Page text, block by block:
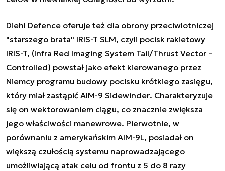
Diehl Defence oferuje też dla obrony przeciwlotniczej
"starszego brata" IRIS-T SLM, czyli pocisk rakietowy
IRIS-T, (Infra Red Imaging System Tail/Thrust Vector –
Controlled) powstał jako efekt kierowanego przez
Niemcy programu budowy pocisku krótkiego zasięgu,
który miał zastąpić AIM-9 Sidewinder. Charakteryzuje
się on wektorowaniem ciągu, co znacznie zwiększa
jego właściwości manewrowe. Pierwotnie, w
porównaniu z amerykańskim AIM-9L, posiadał on
większą czułością systemu naprowadzającego
umożliwiającą atak celu od frontu z 5 do 8 razy